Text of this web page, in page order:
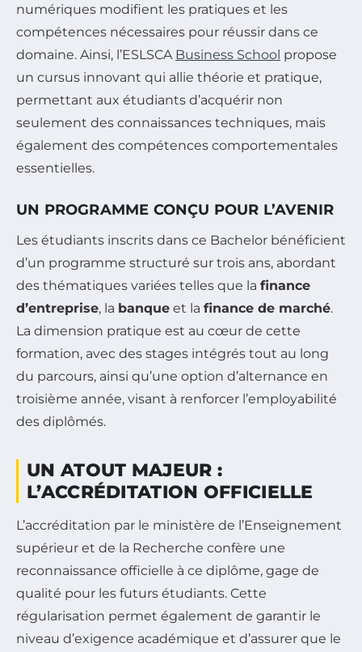
numériques modifient les pratiques et les
compétences nécessaires pour réussir dans ce
domaine. Ainsi, l’ESLSCA Business School propose
un cursus innovant qui allie théorie et pratique,
permettant aux étudiants d’acquérir non
seulement des connaissances techniques, mais
également des compétences comportementales
essentielles.
UN PROGRAMME CONÇU POUR L’AVENIR
Les étudiants inscrits dans ce Bachelor bénéficient
d’un programme structuré sur trois ans, abordant
des thématiques variées telles que la finance
d’entreprise, la banque et la finance de marché.
La dimension pratique est au cœur de cette
formation, avec des stages intégrés tout au long
du parcours, ainsi qu’une option d’alternance en
troisième année, visant à renforcer l’employabilité
des diplômés.
UN ATOUT MAJEUR :
L’ACCRÉDITATION OFFICIELLE
L’accréditation par le ministère de l’Enseignement
supérieur et de la Recherche confère une
reconnaissance officielle à ce diplôme, gage de
qualité pour les futurs étudiants. Cette
régularisation permet également de garantir le
niveau d’exigence académique et d’assurer que le